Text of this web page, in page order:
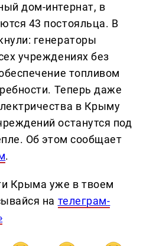
дом-интернат, в
43 постояльца. В
генераторы
учреждениях без
топливом
Теперь даже
в Крыму
останутся под
Об этом сообщает
.
Крыма уже в твоем
на телеграм-